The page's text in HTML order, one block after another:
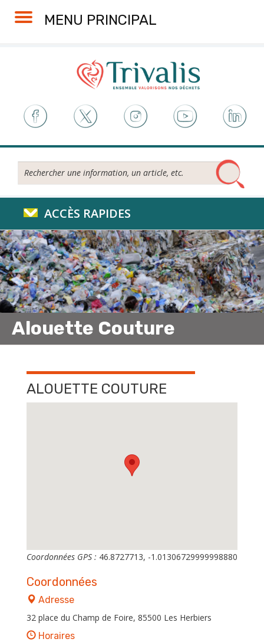
MENU PRINCIPAL
Rechercher...
ACCÈS RAPIDES
Alouette Couture
ALOUETTE COUTURE
Coordonnées GPS : 46.8727713, -1.01306729999998880
Coordonnées
Adresse
32 place du Champ de Foire, 85500 Les Herbiers
Horaires